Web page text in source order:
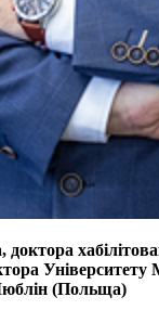
Університету
(Польща)